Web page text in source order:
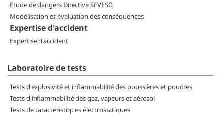
Etude de dangers Directive SEVESO
Modélisation et évaluation des conséquences
Expertise d'accident
Expertise d'accident
Laboratoire de tests
Tests d'explosivité et inflammabilité des poussières et poudres
Tests d'inflammabilité des gaz, vapeurs et aérosol
Tests de caractéristiques électrostatiques